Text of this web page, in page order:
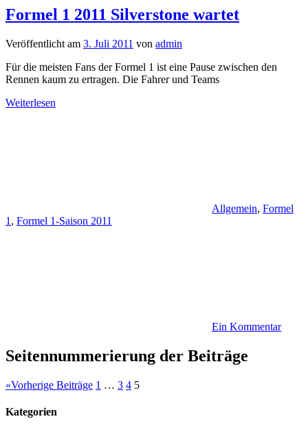
Formel 1 2011 Silverstone wartet
Veröffentlicht am 3. Juli 2011 von admin
Für die meisten Fans der Formel 1 ist eine Pause zwischen den
Rennen kaum zu ertragen. Die Fahrer und Teams
Weiterlesen
Allgemein, Formel
1 , Formel 1-Saison 2011
Ein Kommentar
Seitennummerierung der Beiträge
«Vorherige Beiträge 1 … 3 4 5
Kategorien